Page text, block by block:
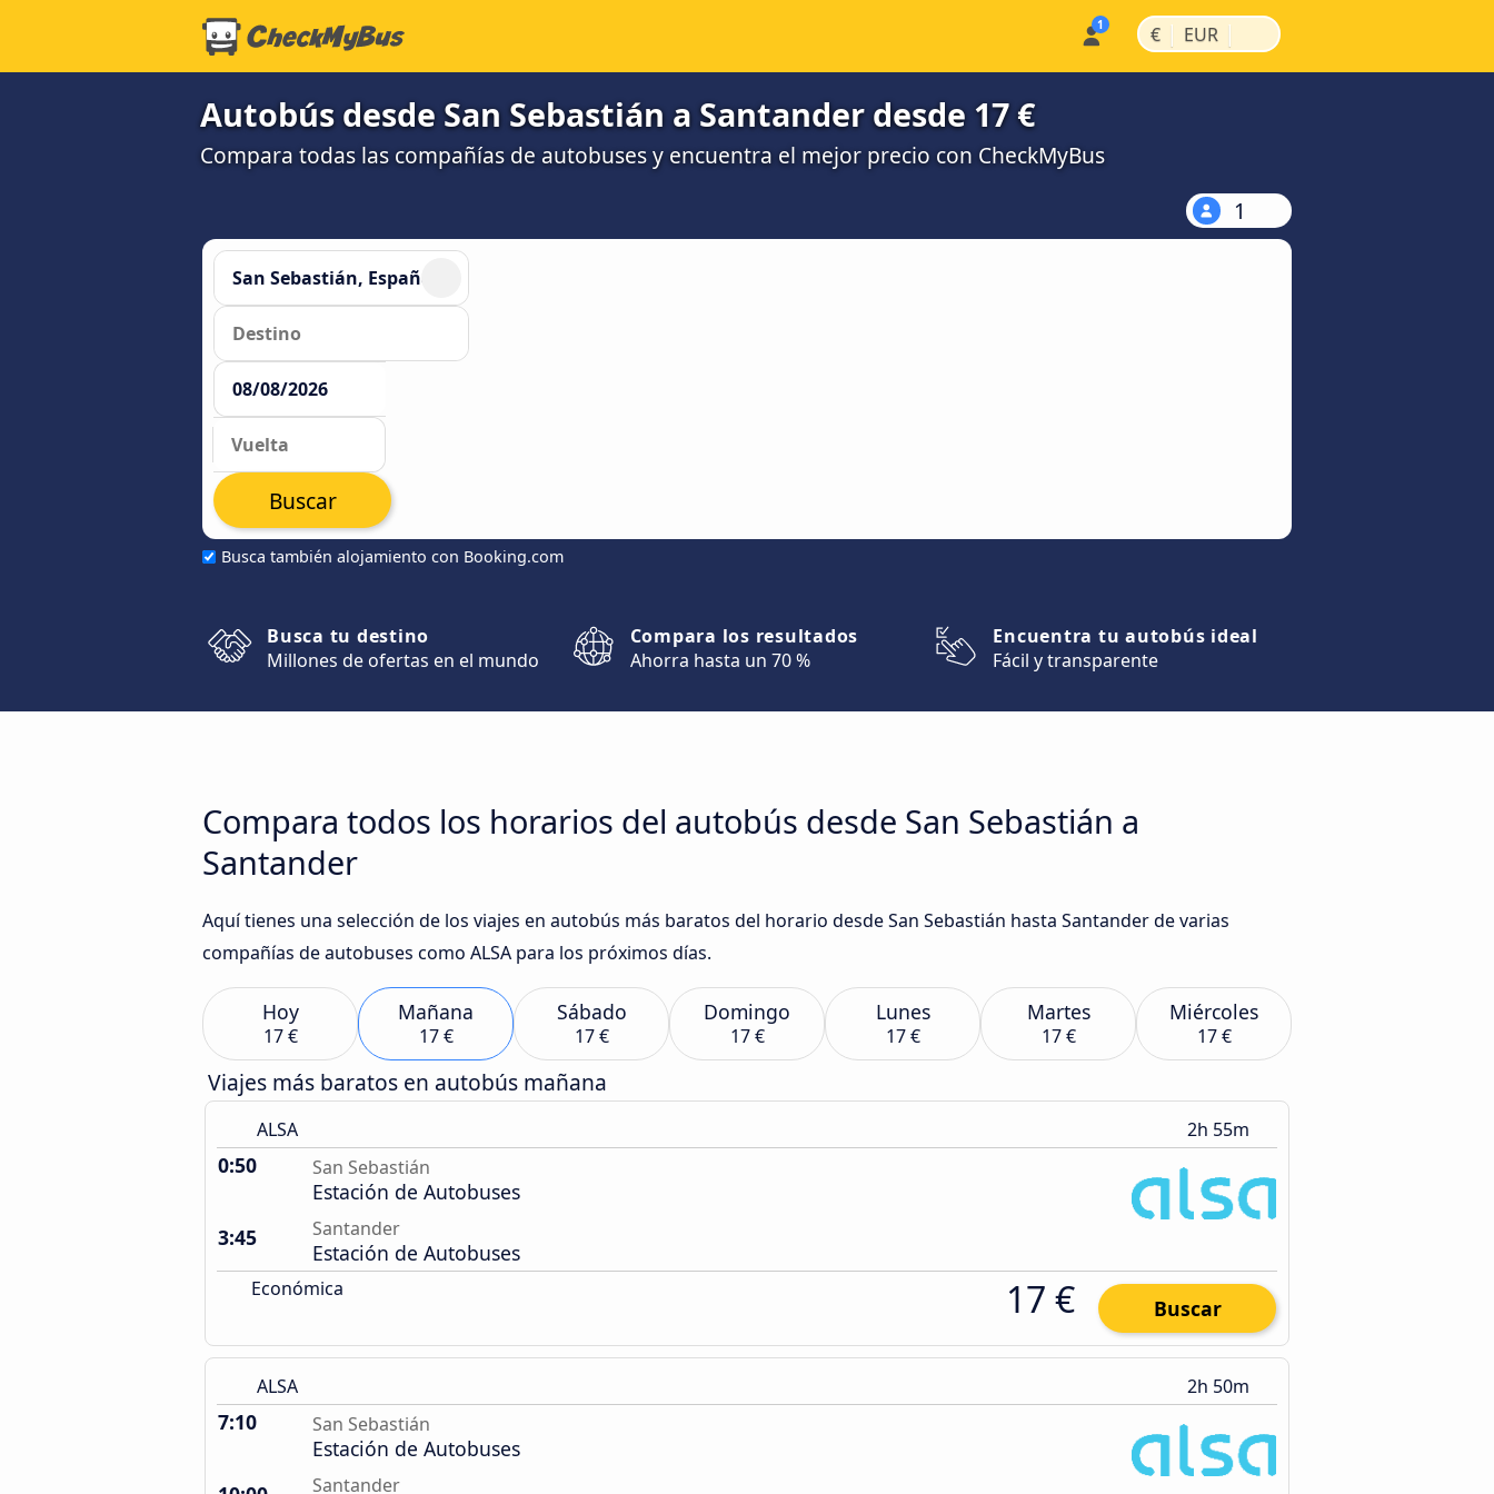
€ | EUR |
Autobús desde San Sebastián a Santander desde 17 €
Compara todas las compañías de autobuses y encuentra el mejor precio con CheckMyBus
1
Busca también alojamiento con Booking.com
Buscar
Busca tu destino
Millones de ofertas en el mundo
Compara los resultados
Ahorra hasta un 70 %
Encuentra tu autobús ideal
Fácil y transparente
Compara todos los horarios del autobús desde San Sebastián a
Santander
Aquí tienes una selección de los viajes en autobús más baratos del horario desde San Sebastián hasta Santander de varias
compañías de autobuses como ALSA para los próximos días.
Hoy
17 €
Mañana
17 €
Sábado
17 €
Domingo
17 €
Lunes
17 €
Martes
17 €
Miércoles
17 €
Viajes más baratos en autobús mañana
ALSA 2h 55m
0:50 San Sebastián
Estación de Autobuses
3:45
Santander
Estación de Autobuses
Económica 17 € Buscar
ALSA 2h 50m
7:10 San Sebastián
Estación de Autobuses
Santander